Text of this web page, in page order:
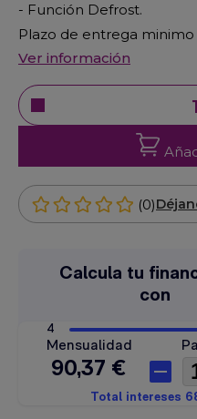
- Función Defrost.
Plazo de entrega minimo
Ver información
(0)